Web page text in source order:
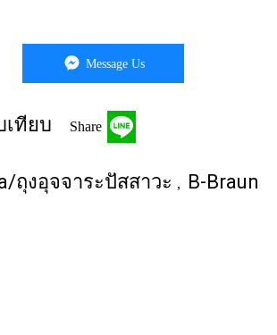
Message Us
เทียบ Share
ถุงอุจจาระปัสสาวะ ,
B-Braun